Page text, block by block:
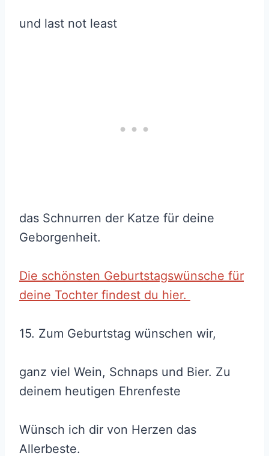
und last not least
das Schnurren der Katze für deine
Geborgenheit.
Die schönsten Geburtstagswünsche für
deine Tochter findest du hier.
15. Zum Geburtstag wünschen wir,
ganz viel Wein, Schnaps und Bier. Zu
deinem heutigen Ehrenfeste
Wünsch ich dir von Herzen das
Allerbeste.